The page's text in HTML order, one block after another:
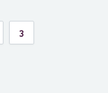
3